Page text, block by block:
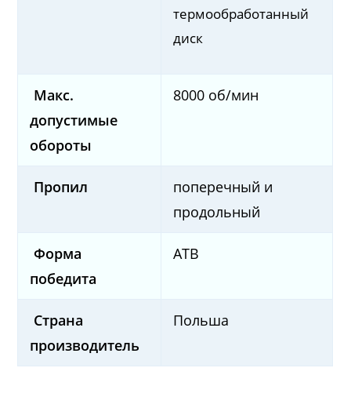
термообработанный
диск
Макс.
допустимые
обороты
8000 об/мин
Пропил
поперечный и
продольный
Форма
победита
ATB
Страна
производитель
Польша